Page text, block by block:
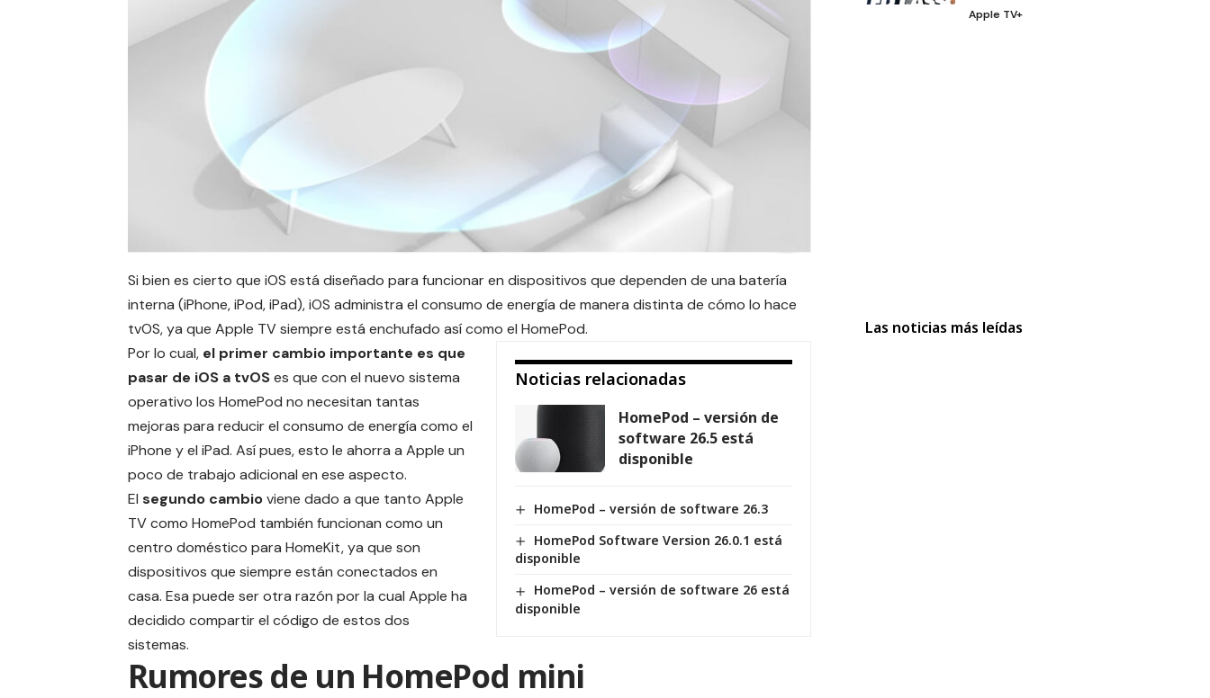
Si bien es cierto que iOS está diseñado para funcionar en dispositivos que dependen de una batería
interna (iPhone, iPod, iPad), iOS administra el consumo de energía de manera distinta de cómo lo hace
tvOS, ya que Apple TVsiempre está enchufado así como el HomePod.
Noticias relacionadas
HomePod – versión de
software 26.5 está
disponible
HomePod – versión de software 26.3
HomePod Software Version 26.0.1 está
disponible
HomePod – versión de software 26 está
disponible
Por lo cual, el primer cambio importante es que
pasar de iOS a tvOSes que con el nuevo sistema
operativo los HomePod no necesitan tantas
mejoras para reducir el consumo de energía como el
iPhone y el iPad. Así pues, esto le ahorra a Apple un
poco de trabajo adicional en ese aspecto.
El segundo cambioviene dado a que tanto Apple
TV como HomePod también funcionan como un
centro doméstico para HomeKit, ya que son
dispositivos que siempre están conectados en
casa. Esa puede ser otra razón por la cual Apple ha
decidido compartir el código de estos dos
sistemas.
Rumores de un HomePod mini
Apple TV+
Las noticias más leídas